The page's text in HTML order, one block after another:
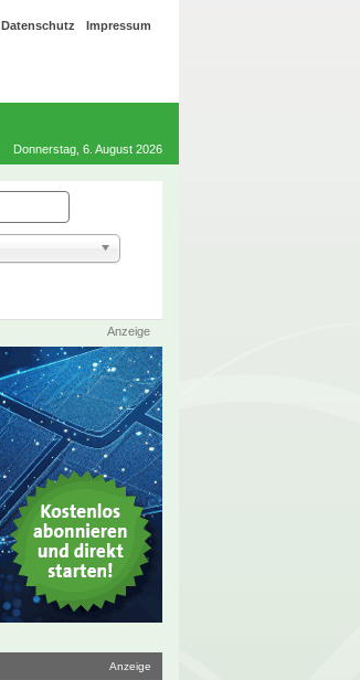
Datenschutz Impressum
Donnerstag, 6. August 2026
Anzeige
Anzeige